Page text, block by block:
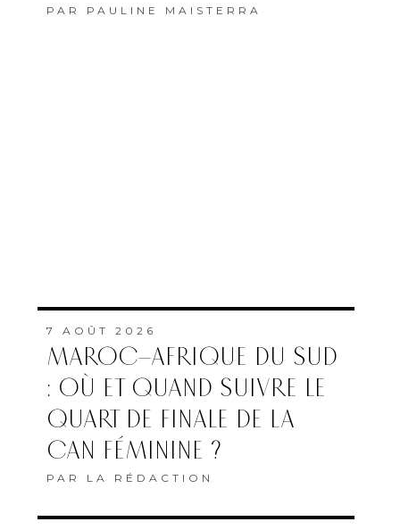
PAR PAULINE MAISTERRA
7 AOÛT 2026
MAROC–AFRIQUE DU SUD
: OÙ ET QUAND SUIVRE LE
QUART DE FINALE DE LA
CAN FÉMININE ?
PAR LA RÉDACTION